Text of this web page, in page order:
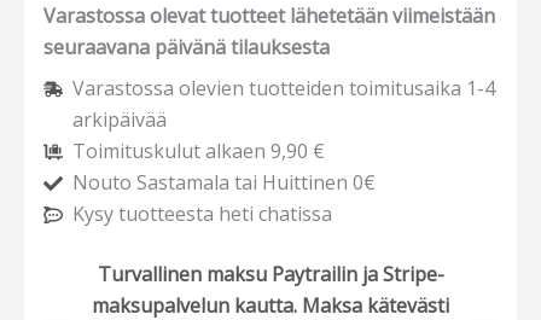
Varastossa olevat tuotteet lähetetään viimeistään
seuraavana päivänä tilauksesta
Varastossa olevien tuotteiden toimitusaika 1-4
arkipäivää
Toimituskulut alkaen 9,90 €
Nouto Sastamala tai Huittinen 0€
Kysy tuotteesta heti chatissa
Turvallinen maksu Paytrailin ja Stripe-
maksupalvelun kautta. Maksa kätevästi